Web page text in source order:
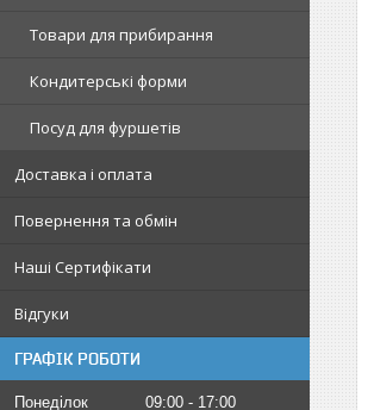
Товари для прибирання
Кондитерські форми
Посуд для фуршетів
Доставка і оплата
Повернення та обмін
Наші Сертифікати
Відгуки
ГРАФІК РОБОТИ
Понеділок 09:00
17:00